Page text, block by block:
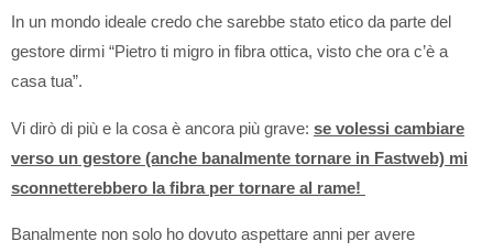
In un mondo ideale credo che sarebbe stato etico da parte del
gestore dirmi “Pietro ti migro in fibra ottica, visto che ora c’è a
casa tua”.
Vi dirò di più e la cosa è ancora più grave: se volessi cambiare
verso un gestore (anche banalmente tornare in Fastweb) mi
sconnetterebbero la fibra per tornare al rame!
Banalmente non solo ho dovuto aspettare anni per avere